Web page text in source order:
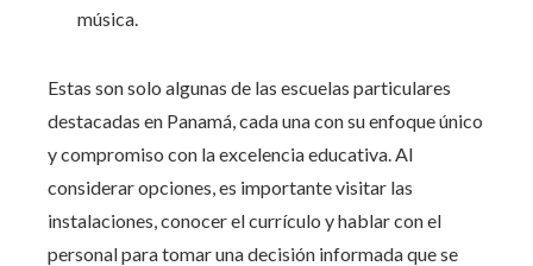
música.
Estas son solo algunas de las escuelas particulares
destacadas en Panamá, cada una con su enfoque único
y compromiso con la excelencia educativa. Al
considerar opciones, es importante visitar las
instalaciones, conocer el currículo y hablar con el
personal para tomar una decisión informada que se